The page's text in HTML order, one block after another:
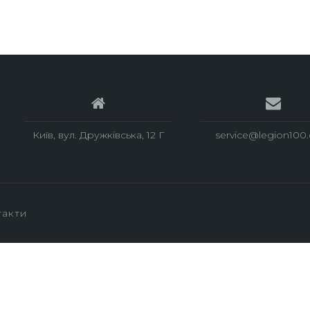
Київ, вул. Дружкiвська, 12 Г